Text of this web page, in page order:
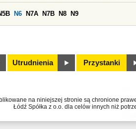
N6 N7A N7B N8 N9
Utrudnienia Przystanki
na niniejszej stronie są chronione
Łódź Spółka z o.o. dla celów innych niż